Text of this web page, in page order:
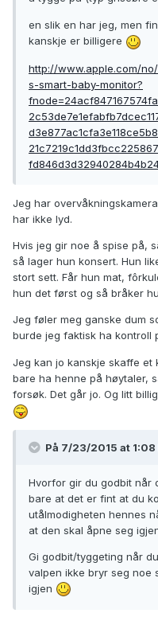
en slik en har jeg, men
kanskje er billigere
http://www.apple.com/
s-smart-baby-monitor?
Jeg har
har ikke lyd.
Hvis jeg gir noe å spise på,
så lager hun konsert. Hun
stort sett. Får hun mat,
hun det først og så bråker
Jeg føler meg ganske dum
burde jeg faktisk ha kontroll
Jeg kan jo kanskje skaffe et
bare ha henne på høytaler,
forsøk. Det går jo. Og litt
På 7/23/2015 at
Hvorfor gir du godbit når
bare at det er fint at du
utålmodigheten hennes
at den skal åpne seg
Gi godbit/tyggeting når
valpen ikke bryr seg noe
igjen